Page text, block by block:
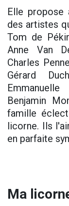
Elle propose
des artistes
Tom de
Anne Van
Charles
Gérard
Benjamin
famille
licorne. Ils
en parfaite
Ma